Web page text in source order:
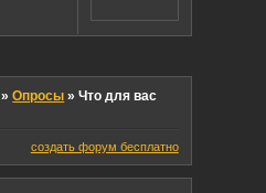
»Опросы »Что для вас
создать форум бесплатно